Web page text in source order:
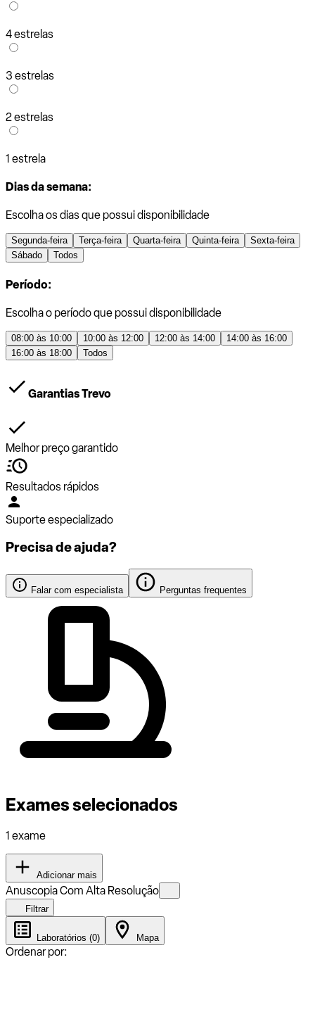
4 estrelas
3 estrelas
2 estrelas
1 estrela
Dias da semana:
Escolha os dias que possui disponibilidade
Segunda-feira Terça-feira Quarta-feira Quinta-feira
Sexta-feira
Sábado
Todos
Período:
Escolha o período que possui disponibilidade
08:00 às 10:00 10:00 às 12:00 12:00 às 14:00
14:00 às 16:00
16:00 às 18:00
Todos
Garantias Trevo
Melhor preço garantido
Resultados rápidos
Suporte especializado
Precisa de ajuda?
Falar com especialista Perguntas frequentes
Exames selecionados
1 exame
Adicionar mais
Anuscopia Com Alta Resolução
Filtrar
Laboratórios (0) Mapa
Ordenar por: